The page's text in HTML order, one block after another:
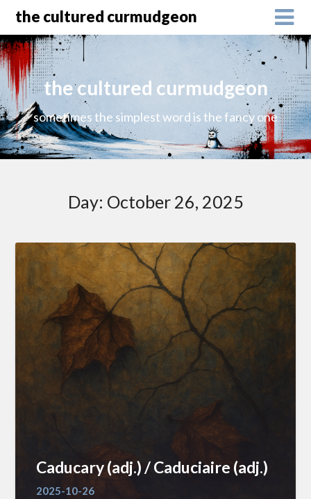
the cultured curmudgeon
the cultured curmudgeon
sometimes the simplest word is the fancy one
Day: October 26, 2025
Caducary (adj.) / Caduciaire (adj.)
2025-10-26